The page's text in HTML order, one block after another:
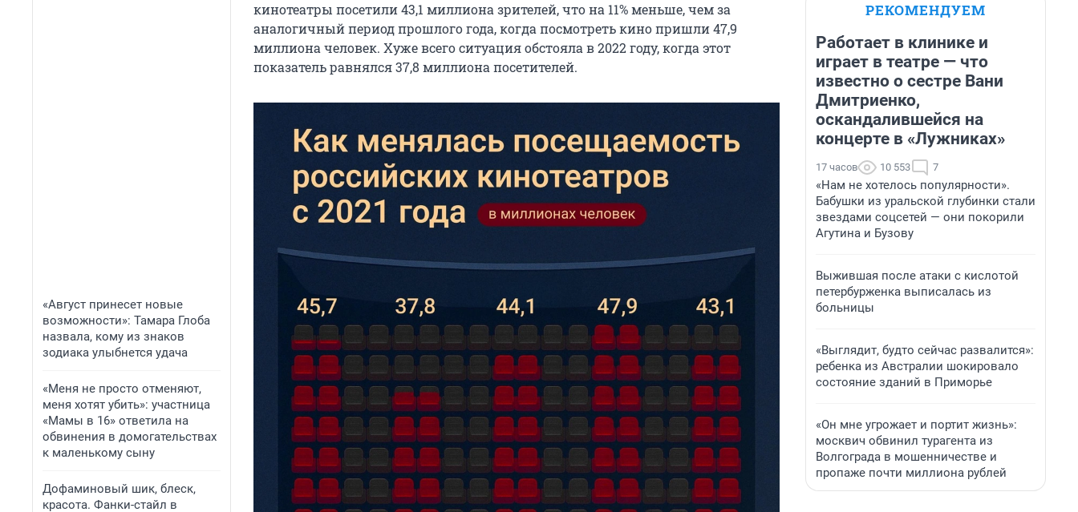
«Август принесет новые
возможности»: Тамара Глоба
назвала, кому из знаков
зодиака улыбнется удача
«Меня не просто отменяют,
меня хотят убить»: участница
«Мамы в 16» ответила на
обвинения в домогательствах
к маленькому сыну
Дофаминовый шик, блеск,
красота. Фанки-стайл в
кинотеатры посетили 43,1 миллиона зрителей, что на 11% меньше, чем за
аналогичный период прошлого года, когда посмотреть кино пришли 47,9
миллиона человек. Хуже всего ситуация обстояла в 2022 году, когда этот
показатель равнялся 37,8 миллиона посетителей.
РЕКОМЕНДУЕМ
Работает в клинике и
играет в театре — что
известно о сестре Вани
Дмитриенко,
оскандалившейся на
концерте в «Лужниках»
17 часов 10 553 7
«Нам не хотелось популярности».
Бабушки из уральской глубинки стали
звездами соцсетей — они покорили
Агутина и Бузову
Выжившая после атаки с кислотой
петербурженка выписалась из
больницы
«Выглядит, будто сейчас развалится»:
ребенка из Австралии шокировало
состояние зданий в Приморье
«Он мне угрожает и портит жизнь»:
москвич обвинил турагента из
Волгограда в мошенничестве и
пропаже почти миллиона рублей